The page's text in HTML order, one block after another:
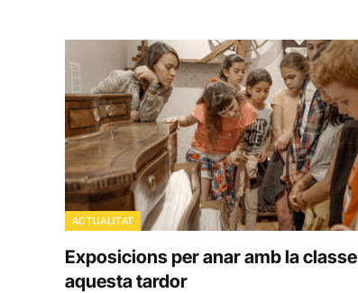
ACTUALITAT
Exposicions per anar amb la classe
aquesta tardor